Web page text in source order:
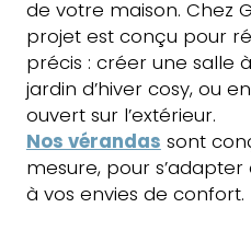
de votre maison. Chez
projet est conçu pour
précis : créer une salle
jardin d’hiver cosy, ou
ouvert sur l’extérieur.
Nos vérandas sont
mesure, pour
à vos envies de confort.